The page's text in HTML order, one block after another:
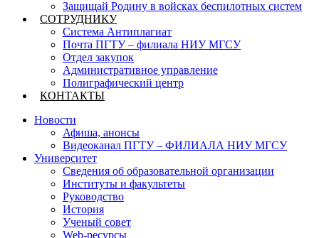
Защищай Родину в войсках беспилотных систем
СОТРУДНИКУ
Система Антиплагиат
Почта ПГТУ – филиала НИУ МГСУ
Отдел закупок
Административное управление
Полиграфический центр
КОНТАКТЫ
Новости
Афиша, анонсы
Видеоканал ПГТУ – ФИЛИАЛА НИУ МГСУ
Университет
Сведения об образовательной организации
Институты и факультеты
Руководство
История
Ученый совет
Web-ресурсы